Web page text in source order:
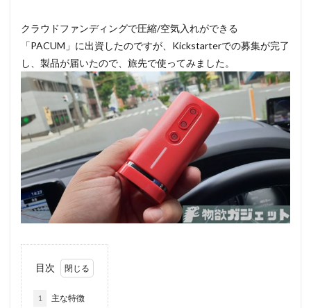
クラウドファンディングで圧縮/空気入れができる
「PACUM」に出資したのですが、Kickstarterでの募集が完了
し、製品が届いたので、旅先で使ってみました。
目次
1 主な特徴